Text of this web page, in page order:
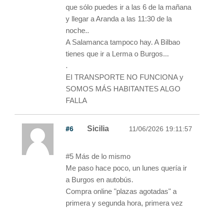
que sólo puedes ir a las 6 de la mañana
y llegar a Aranda a las 11:30 de la
noche..
A Salamanca tampoco hay. A Bilbao
tienes que ir a Lerma o Burgos...
.
EI TRANSPORTE NO FUNCIONA y
SOMOS MÁS HABITANTES ALGO
FALLA
#6 Sicilia 11/06/2026 19:11:57
#5 Más de lo mismo
Me paso hace poco, un lunes quería ir
a Burgos en autobús.
Compra online "plazas agotadas" a
primera y segunda hora, primera vez